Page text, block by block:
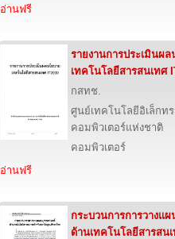
อ่านฟรี
รายงานการประเมินผล
เทคโนโลยีสารสนเทศ
กสทช.
ศูนย์เทคโนโลยีอิเล็กท
คอมพิวเตอร์แห่งชาติ
คอมพิวเตอร์
อ่านฟรี
กระบวนการการวางแ
ด้านเทคโนโลยีสารสน